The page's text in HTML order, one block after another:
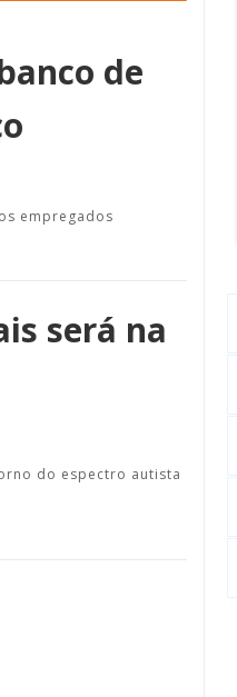
de
empregados
será na
do espectro autista
golpistas usam